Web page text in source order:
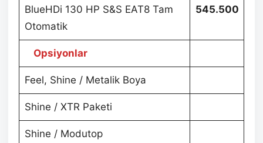
BlueHDi 130 HP S&S EAT8 Tam
Otomatik
545.500
Opsiyonlar
Feel, Shine / Metalik Boya
Shine / XTR Paketi
Shine / Modutop